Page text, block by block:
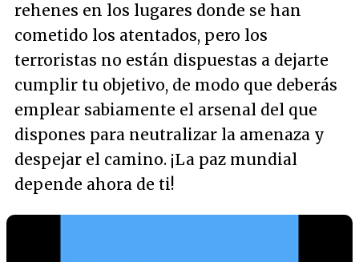
rehenes en los lugares donde se han
cometido los atentados, pero los
terroristas no están dispuestas a dejarte
cumplir tu objetivo, de modo que deberás
emplear sabiamente el arsenal del que
dispones para neutralizar la amenaza y
despejar el camino. ¡La paz mundial
depende ahora de ti!